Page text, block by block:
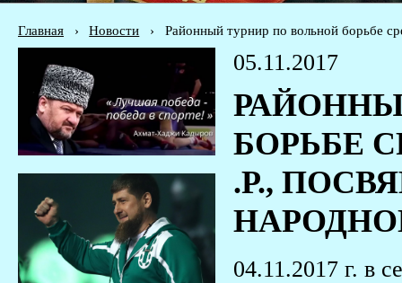
Главная › Новости › Районный турнир по вольной борьбе
05.11.2017
БОРЬБЕ
.Р.,
04.11.2017 г. в